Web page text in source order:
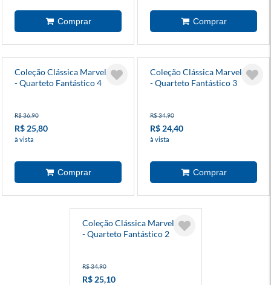
Coleção Clássica Marvel 23
- Quarteto Fantástico 4
R$ 36,90
R$ 25,80
à vista
Coleção Clássica Marvel 18
- Quarteto Fantástico 3
R$ 34,90
R$ 24,40
à vista
Coleção Clássica Marvel 11
- Quarteto Fantástico 2
R$ 34,90
R$ 25,10